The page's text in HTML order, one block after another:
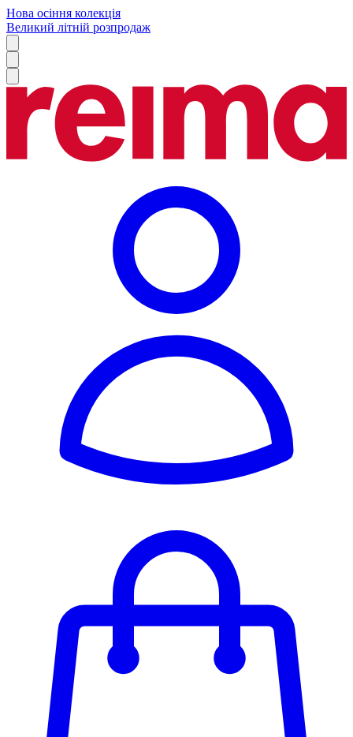
Нова осіння колекція
Великий літній розпродаж